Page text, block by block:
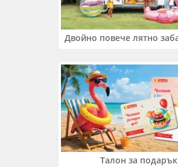
Талон за подарък